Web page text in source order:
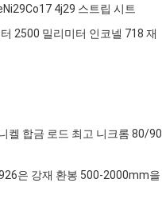
4j29 스트립 시트
2500 밀리미터 인코넬 718 재
켈 합금 로드 최고 니크롬 80/90
은 강재 환봉 500-2000mm을